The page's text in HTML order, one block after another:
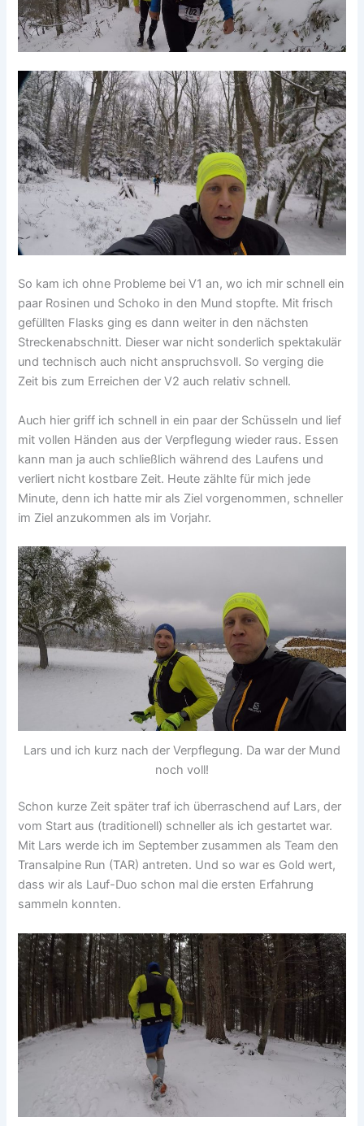
So kam ich ohne Probleme bei V1 an, wo ich mir schnell ein
paar Rosinen und Schoko in den Mund stopfte. Mit frisch
gefüllten Flasks ging es dann weiter in den nächsten
Streckenabschnitt. Dieser war nicht sonderlich spektakulär
und technisch auch nicht anspruchsvoll. So verging die
Zeit bis zum Erreichen der V2 auch relativ schnell.
Auch hier griff ich schnell in ein paar der Schüsseln und lief
mit vollen Händen aus der Verpflegung wieder raus. Essen
kann man ja auch schließlich während des Laufens und
verliert nicht kostbare Zeit. Heute zählte für mich jede
Minute, denn ich hatte mir als Ziel vorgenommen, schneller
im Ziel anzukommen als im Vorjahr.
Lars und ich kurz nach der Verpflegung. Da war der Mund
noch voll!
Schon kurze Zeit später traf ich überraschend auf Lars, der
vom Start aus (traditionell) schneller als ich gestartet war.
Mit Lars werde ich im September zusammen als Team den
Transalpine Run (TAR) antreten. Und so war es Gold wert,
dass wir als Lauf-Duo schon mal die ersten Erfahrung
sammeln konnten.